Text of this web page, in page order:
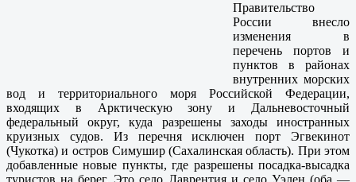
Правительство
России внесло
изменения в
перечень портов и
пунктов в районах
внутренних морских
вод и территориального моря Российской Федерации,
входящих в Арктическую зону и Дальневосточный
федеральный округ, куда разрешены заходы иностранных
круизных судов. Из перечня исключен порт Эгвекинот
(Чукотка) и остров Симушир (Сахалинская область). При этом
добавленные новые пункты, где разрешены посадка-высадка